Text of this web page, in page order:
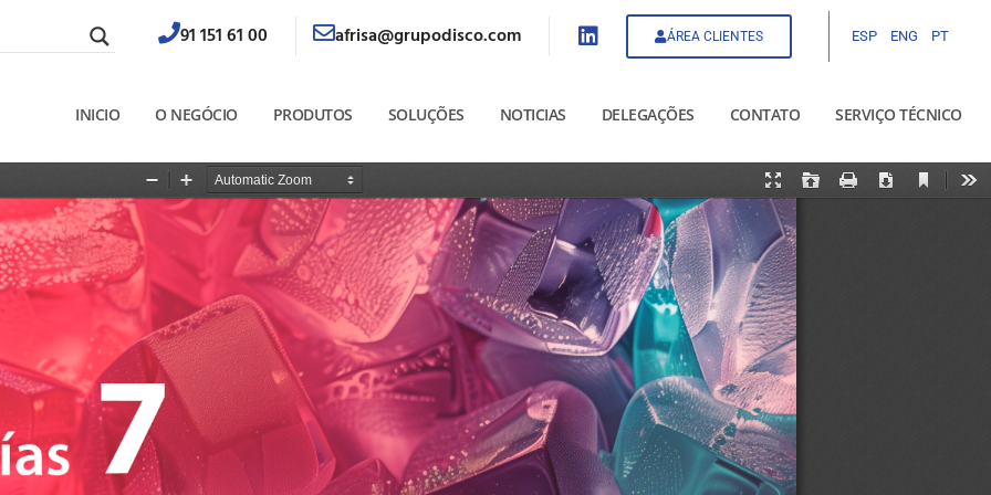
91 151 61 00 afrisa@grupodisco.com ÁREA CLIENTES ESP ENG PT
INICIO O NEGÓCIO PRODUTOS SOLUÇÕES NOTICIAS DELEGAÇÕES CONTATO SERVIÇO TÉCNICO